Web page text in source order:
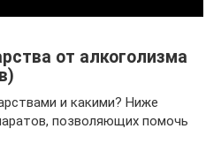
от алкоголизма
и какими? Ниже
позволяющих помочь